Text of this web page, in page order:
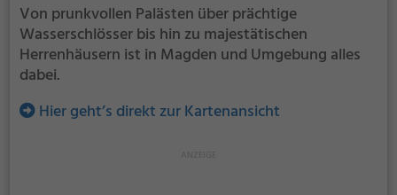
Von prunkvollen Palästen über prächtige
Wasserschlösser bis hin zu majestätischen
Herrenhäusern ist in Magden und Umgebung alles
dabei.
Hier geht’s direkt zur Kartenansicht